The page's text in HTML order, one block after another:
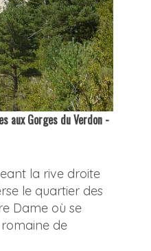
aux Gorges du Verdon -
la rive droite
le quartier des
Dame où se
de